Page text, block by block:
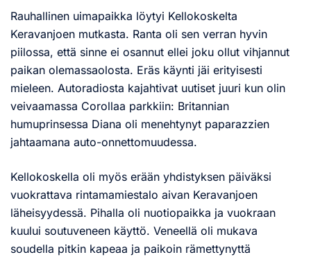
Rauhallinen uimapaikka löytyi Kellokoskelta
Keravanjoen mutkasta. Ranta oli sen verran hyvin
piilossa, että sinne ei osannut ellei joku ollut vihjannut
paikan olemassaolosta. Eräs käynti jäi erityisesti
mieleen. Autoradiosta kajahtivat uutiset juuri kun olin
veivaamassa Corollaa parkkiin: Britannian
humuprinsessa Diana oli menehtynyt paparazzien
jahtaamana auto-onnettomuudessa.
Kellokoskella oli myös erään yhdistyksen päiväksi
vuokrattava rintamamiestalo aivan Keravanjoen
läheisyydessä. Pihalla oli nuotiopaikka ja vuokraan
kuului soutuveneen käyttö. Veneellä oli mukava
soudella pitkin kapeaa ja paikoin rämettynyttä